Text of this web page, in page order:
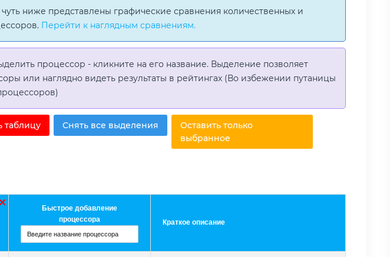
ниже представлены графические сравнения количественных и
Перейти к наглядным сравнениям.
процессор - кликните на его название. Выделение позволяет
или наглядно видеть результаты в рейтингах (Во избежении путаницы
таблицу Снять все выделения
Оставить только
выбранное
Быстрое добавление
процессора
Краткое описание